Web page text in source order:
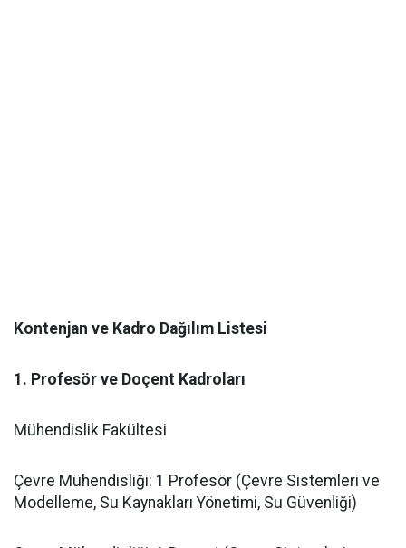
Kontenjan ve Kadro Dağılım Listesi
​1. Profesör ve Doçent Kadroları
​Mühendislik Fakültesi
​Çevre Mühendisliği: 1 Profesör (Çevre Sistemleri ve
Modelleme, Su Kaynakları Yönetimi, Su Güvenliği)